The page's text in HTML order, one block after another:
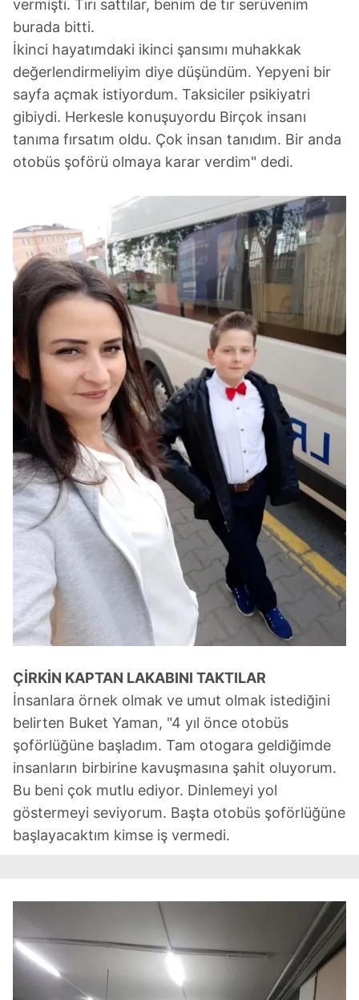
vermişti. Tırı sattılar, benim de tır serüvenim
burada bitti.
İkinci hayatımdaki ikinci şansımı muhakkak
değerlendirmeliyim diye düşündüm. Yepyeni bir
sayfa açmak istiyordum. Taksiciler psikiyatri
gibiydi. Herkesle konuşuyordu Birçok insanı
tanıma fırsatım oldu. Çok insan tanıdım. Bir anda
otobüs şoförü olmaya karar verdim" dedi.
ÇİRKİN KAPTAN LAKABINI TAKTILAR
İnsanlara örnek olmak ve umut olmak istediğini
belirten Buket Yaman, "4 yıl önce otobüs
şoförlüğüne başladım. Tam otogara geldiğimde
insanların birbirine kavuşmasına şahit oluyorum.
Bu beni çok mutlu ediyor. Dinlemeyi yol
göstermeyi seviyorum. Başta otobüs şoförlüğüne
başlayacaktım kimse iş vermedi.